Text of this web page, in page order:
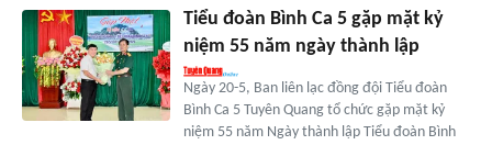
Tiểu đoàn Bình Ca 5 gặp mặt kỷ
niệm 55 năm ngày thành lập
Ngày 20-5, Ban liên lạc đồng đội Tiểu đoàn
Bình Ca 5 Tuyên Quang tổ chức gặp mặt kỷ
niệm 55 năm Ngày thành lập Tiểu đoàn Bình